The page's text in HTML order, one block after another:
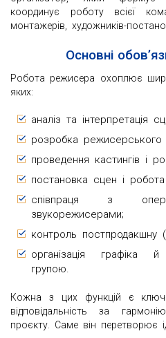
координує роботу всієї
монтажерів, художників-
Основні
Робота режисера охоплює
яких:
аналіз та інтерпретація
розробка режисерського
проведення кастингів і
постановка сцен і
співпраця з
звукорежисерами;
контроль постпродакшну
організація графіка
групою.
Кожна з цих функцій є
відповідальність за
проєкту. Саме він перетворює